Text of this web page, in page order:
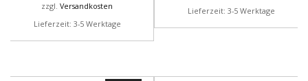
zzgl. Versandkosten
Lieferzeit: 3-5 Werktage
Lieferzeit: 3-5 Werktage